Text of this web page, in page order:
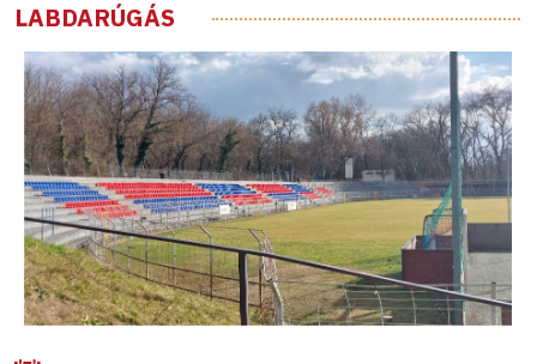
LABDARÚGÁS